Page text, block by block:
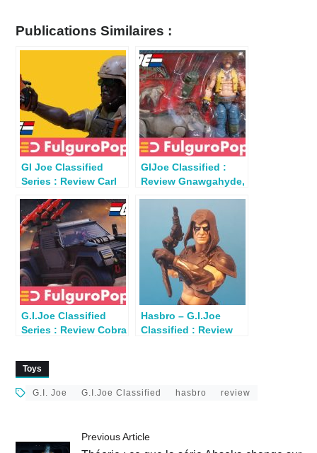
Publications Similaires :
GI Joe Classified
Series : Review Carl
GIJoe Classified :
Review Gnawgahyde,
G.I.Joe Classified
Series : Review Cobra
Hasbro – G.I.Joe
Classified : Review
Toys
G.I. Joe G.I.Joe Classified hasbro review
Previous Article